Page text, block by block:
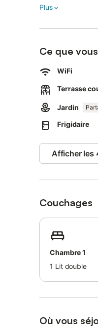
qu'une télévision.
Une place de
Il est interdit de
Plus
Ce que
WiFi
Terrasse
Jardin
Frigidaire
Afficher les
Couchages
Chambre 1
1 Lit double
Où vous